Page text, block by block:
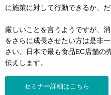
に施策に対して行動できるか、だ
厳しいことを言うようですが、
をさらに成長させたい方は是非
さい。日本で最も食品EC店舗の
伝えします。
セミナー詳細はこちら